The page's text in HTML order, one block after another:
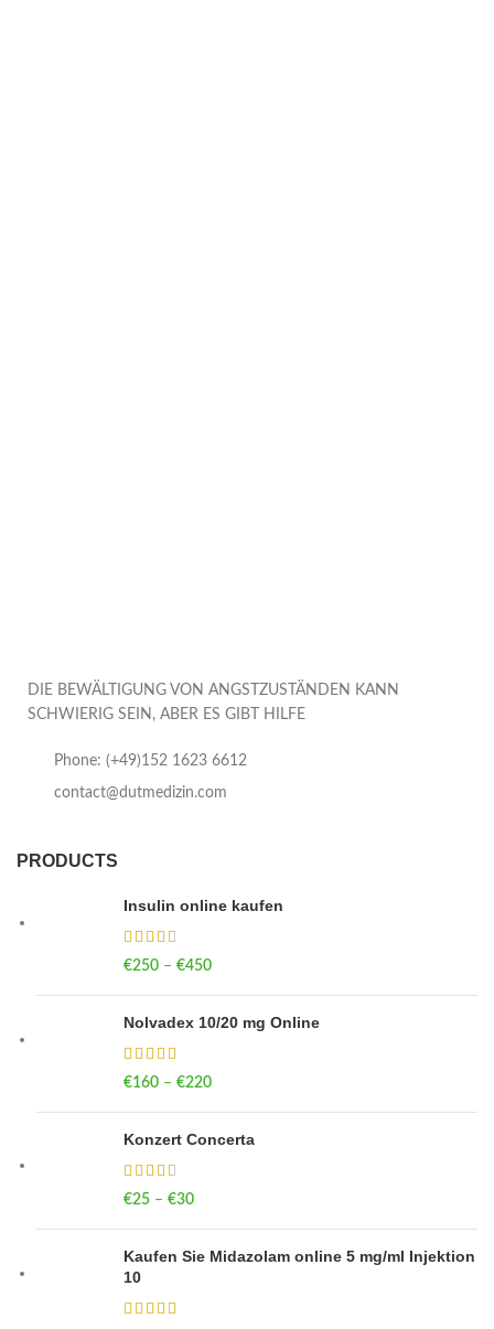
DIE BEWÄLTIGUNG VON ANGSTZUSTÄNDEN KANN
SCHWIERIG SEIN, ABER ES GIBT HILFE
Phone: (+49)152 1623 6612
contact@dutmedizin.com
PRODUCTS
Insulin online kaufen
€250 – €450
Nolvadex 10/20 mg Online
€160 – €220
Konzert Concerta
€25 – €30
Kaufen Sie Midazolam online 5 mg/ml Injektion
10